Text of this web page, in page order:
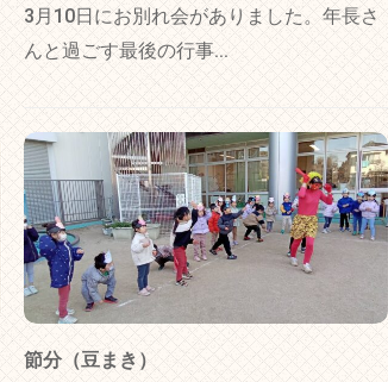
3月10日にお別れ会がありました。年長さ
んと過ごす最後の行事...
節分（豆まき）